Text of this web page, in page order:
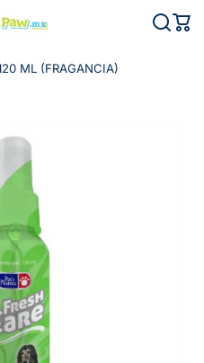
ML (FRAGANCIA)